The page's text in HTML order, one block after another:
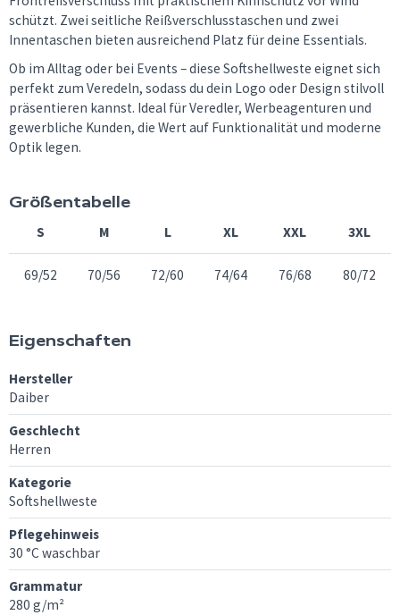
schützt. Zwei seitliche Reißverschlusstaschen und zwei
Innentaschen bieten ausreichend Platz für deine Essentials.
Ob im Alltag oder bei Events – diese Softshellweste eignet sich
perfekt zum Veredeln, sodass du dein Logo oder Design stilvoll
präsentieren kannst. Ideal für Veredler, Werbeagenturen und
gewerbliche Kunden, die Wert auf Funktionalität und moderne
Optik legen.
Größentabelle
S M L XL XXL 3XL
69/52 70/56 72/60 74/64 76/68 80/72
Eigenschaften
Hersteller
Daiber
Geschlecht
Herren
Kategorie
Softshellweste
Pflegehinweis
30 °C waschbar
Grammatur
280 g/m²